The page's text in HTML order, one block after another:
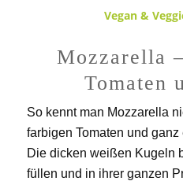
Vegan &
Mozzarella
Tomaten
So kennt man Mozzarella
farbigen Tomaten und
Die dicken weißen Kugeln
füllen und in ihrer ganzen